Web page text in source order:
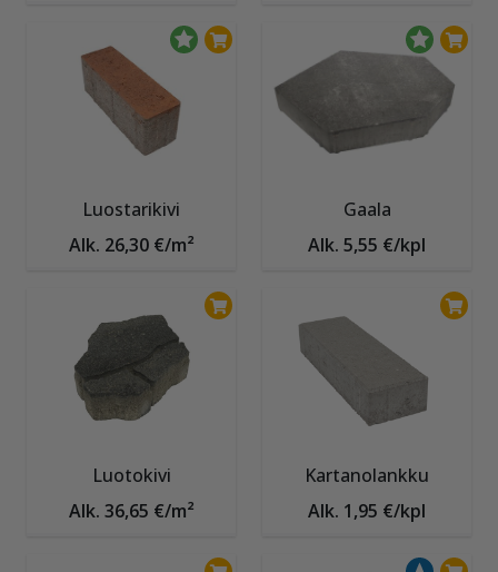
Luostarikivi
Alk. 26,30 €/m²
Gaala
Alk. 5,55 €/kpl
Luotokivi
Alk. 36,65 €/m²
Kartanolankku
Alk. 1,95 €/kpl